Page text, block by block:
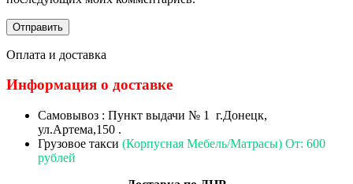
Оплата и доставка
Информация о доставке
Самовывоз : Пункт выдачи № 1 г.Донецк,
ул.Артема,150 .
Грузовое такси (Корпусная Мебель/Матрасы) От: 600
рублей